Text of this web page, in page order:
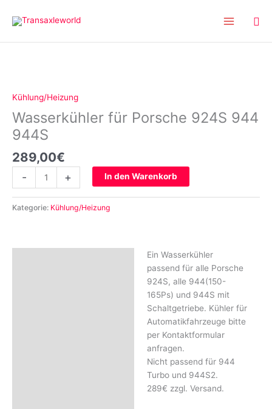
Inhalt
Kühlung/Heizung
Wasserkühler für Porsche 924S 944
944S
289,00€
-
924S
944
944S
Menge
+ In den Warenkorb
Kategorie: Kühlung/Heizung
Ein Wasserkühler
passend für alle Porsche
924S, alle 944(150-
165Ps) und 944S mit
Schaltgetriebe. Kühler für
Automatikfahrzeuge bitte
per Kontaktformular
anfragen.
Nicht passend für 944
Turbo und 944S2.
289€ zzgl. Versand.